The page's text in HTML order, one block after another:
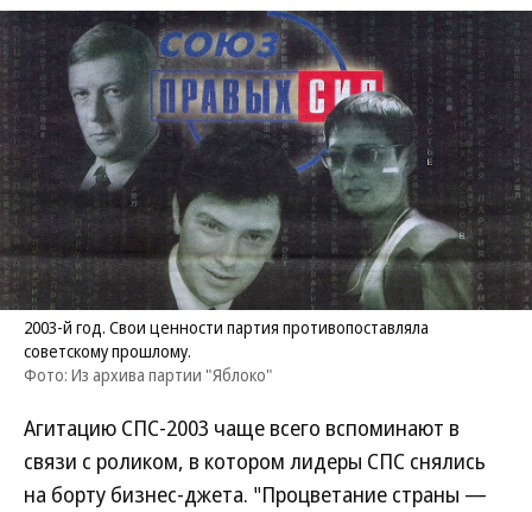
2003-й год. Свои ценности партия противопоставляла
советскому прошлому.
Фото: Из архива партии "Яблоко"
Агитацию СПС-2003 чаще всего вспоминают в
связи с роликом, в котором лидеры СПС снялись
на борту бизнес-джета. "Процветание страны —